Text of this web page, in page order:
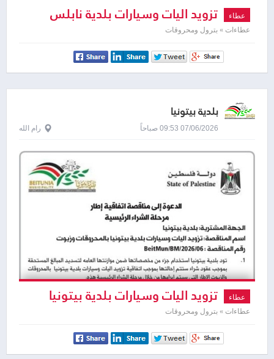
عطاء تزويد اليات وسيارات بلدية نابلس
بالمحروقات
عطاءات » بترول ومحروقات
بلدية بيتونيا
07/06/2026 09:53 صباحاً رام الله
عطاء تزويد اليات وسيارات بلدية بيتونيا
بالمحروقات وزيوت
عطاءات » بترول ومحروقات